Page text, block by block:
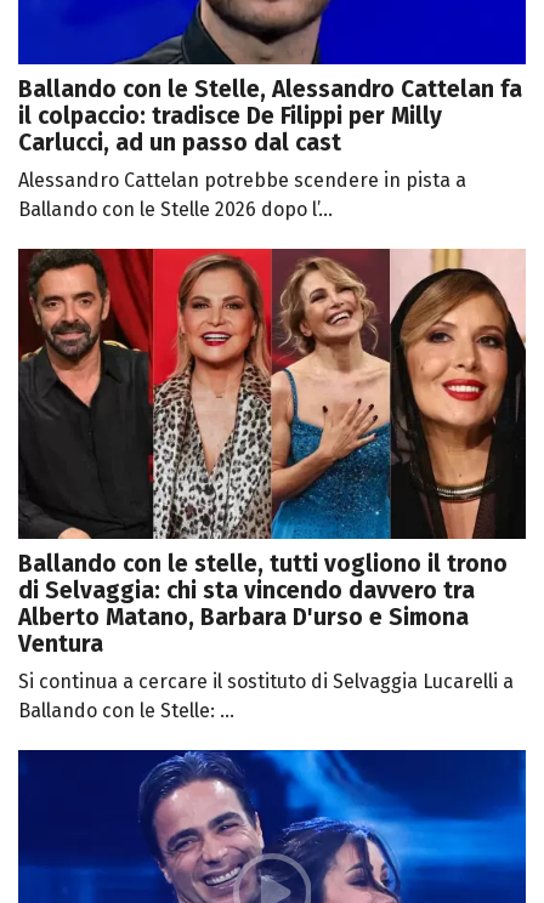
Ballando con le Stelle, Alessandro Cattelan fa
il colpaccio: tradisce De Filippi per Milly
Carlucci, ad un passo dal cast
Alessandro Cattelan potrebbe scendere in pista a
Ballando con le Stelle 2026 dopo l’...
Ballando con le stelle, tutti vogliono il trono
di Selvaggia: chi sta vincendo davvero tra
Alberto Matano, Barbara D'urso e Simona
Ventura
Si continua a cercare il sostituto di Selvaggia Lucarelli a
Ballando con le Stelle: ...